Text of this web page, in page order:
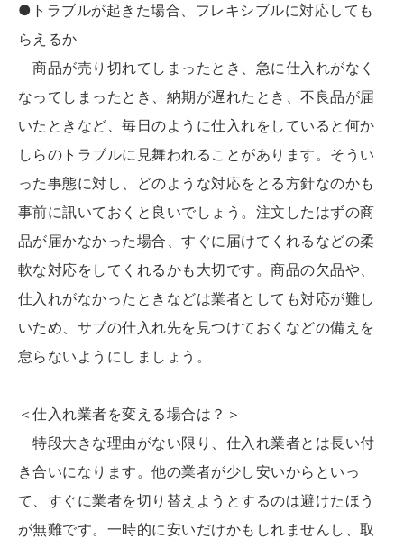
●トラブルが起きた場合、フレキシブルに対応しても
らえるか
商品が売り切れてしまったとき、急に仕入れがなく
なってしまったとき、納期が遅れたとき、不良品が届
いたときなど、毎日のように仕入れをしていると何か
しらのトラブルに見舞われることがあります。そうい
った事態に対し、どのような対応をとる方針なのかも
事前に訊いておくと良いでしょう。注文したはずの商
品が届かなかった場合、すぐに届けてくれるなどの柔
軟な対応をしてくれるかも大切です。商品の欠品や、
仕入れがなかったときなどは業者としても対応が難し
いため、サブの仕入れ先を見つけておくなどの備えを
怠らないようにしましょう。
＜仕入れ業者を変える場合は？＞
特段大きな理由がない限り、仕入れ業者とは長い付
き合いになります。他の業者が少し安いからといっ
て、すぐに業者を切り替えようとするのは避けたほう
が無難です。一時的に安いだけかもしれませんし、取